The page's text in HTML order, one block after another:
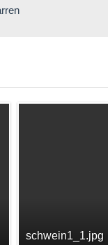
schwein1_1.jpg